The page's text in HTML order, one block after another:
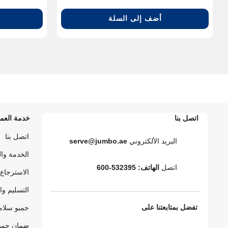
أضف إلى السلة
اتصل بنا
البريد الألكتروني serve@jumbo.ae
اتصلالهاتف: 532395-600
تفضل بمتابعتنا على
خدمة
اتصل بنا
الخدمة
التسليم
جمبو
ضمان